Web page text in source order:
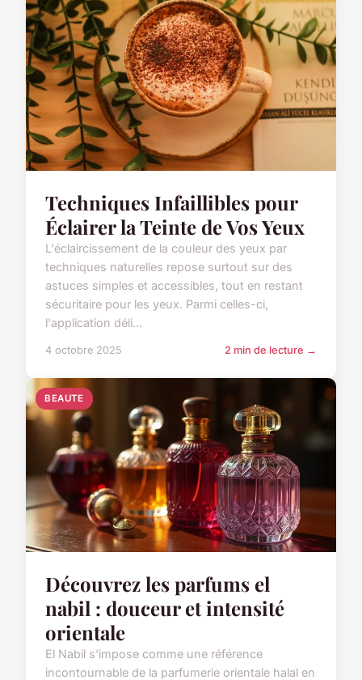
Techniques Infaillibles pour
Éclairer la Teinte de Vos Yeux
L'éclaircissement de la couleur des yeux par
techniques naturelles repose surtout sur des
astuces simples et accessibles, tout en restant
sécuritaire pour les yeux. Parmi celles-ci,
l'application déli...
4 octobre 2025 2 min de lecture →
BEAUTE
Découvrez les parfums el
nabil : douceur et intensité
orientale
El Nabil s'impose comme une référence
incontournable de la parfumerie orientale halal en